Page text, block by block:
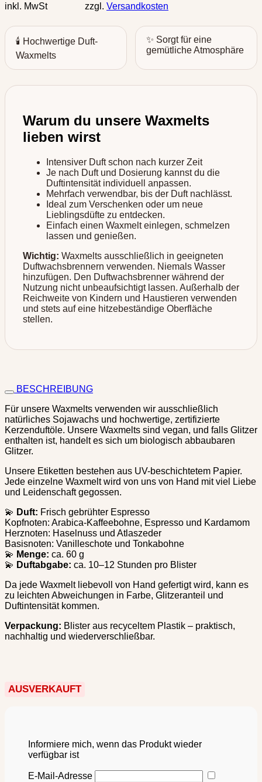
inkl. MwSt zzgl. Versandkosten
🕯️ Hochwertige Duft-
Waxmelts
✨ Sorgt für eine
gemütliche Atmosphäre
Warum du unsere Waxmelts
lieben wirst
Intensiver Duft schon nach kurzer Zeit
Je nach Duft und Dosierung kannst du die
Duftintensität individuell anpassen.
Mehrfach verwendbar, bis der Duft nachlässt.
Ideal zum Verschenken oder um neue
Lieblingsdüfte zu entdecken.
Einfach einen Waxmelt einlegen, schmelzen
lassen und genießen.
Wichtig: Waxmelts ausschließlich in geeigneten
Duftwachsbrennern verwenden. Niemals Wasser
hinzufügen. Den Duftwachsbrenner während der
Nutzung nicht unbeaufsichtigt lassen. Außerhalb der
Reichweite von Kindern und Haustieren verwenden
und stets auf eine hitzebeständige Oberfläche
stellen.
BESCHREIBUNG
Für unsere Waxmelts verwenden wir ausschließlich
natürliches Sojawachs und hochwertige, zertifizierte
Kerzenduftöle. Unsere Waxmelts sind vegan, und falls Glitzer
enthalten ist, handelt es sich um biologisch abbaubaren
Glitzer.
Unsere Etiketten bestehen aus UV-beschichtetem Papier.
Jede einzelne Waxmelt wird von uns von Hand mit viel Liebe
und Leidenschaft gegossen.
💫 Duft: Frisch gebrühter Espresso
Kopfnoten: Arabica-Kaffeebohne, Espresso und Kardamom
Herznoten: Haselnuss und Atlaszeder
Basisnoten: Vanilleschote und Tonkabohne
💫 Menge: ca. 60 g
💫 Duftabgabe: ca. 10–12 Stunden pro Blister
Da jede Waxmelt liebevoll von Hand gefertigt wird, kann es
zu leichten Abweichungen in Farbe, Glitzeranteil und
Duftintensität kommen.
Verpackung: Blister aus recyceltem Plastik – praktisch,
nachhaltig und wiederverschließbar.
AUSVERKAUFT
Informiere mich, wenn das Produkt wieder
verfügbar ist
E-Mail-Adresse